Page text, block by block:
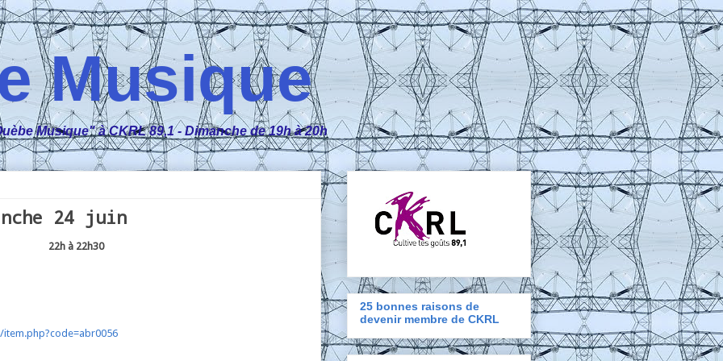
Musique
Musique" à CKRL 89,1 - Dimanche de 19h à 20h
24 juin
22h à 22h30
25 bonnes raisons de
devenir membre de CKRL